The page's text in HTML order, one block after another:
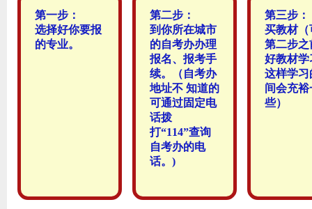
第一步：
选择好你要报
的专业。
第二步：
到你所在城市
的自考办办理
报名、报考手
续。（自考办
地址不 知道的
可通过固定电
话拨
打“114”查询
自考办的电
话。)
第三步：
买教材（
第二步之
好教材学
这样学习
间会充裕
些）